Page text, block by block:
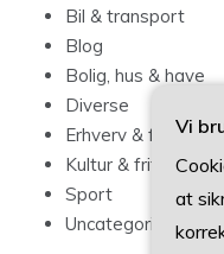
Bil & transport
Blog
Bolig, hus & have
Diverse
Erhverv & forbrug
Kultur & fritid
Sport
Uncategorized
Vi
at